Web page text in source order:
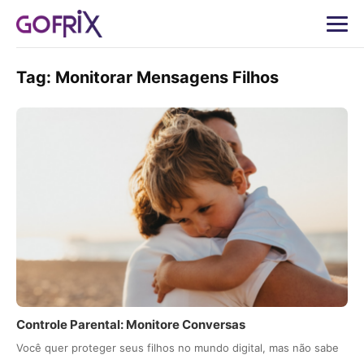
Tag: Monitorar Mensagens Filhos
Controle Parental: Monitore Conversas
Você quer proteger seus filhos no mundo digital, mas não sabe